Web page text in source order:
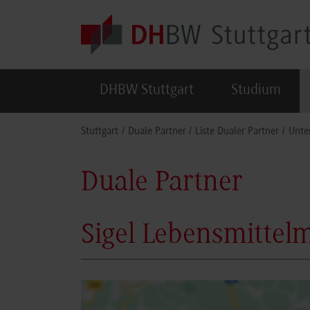
DHBW Stuttgart Studium
Stuttgart Duale Partner Liste Dualer Partner
Duale Partner
Sigel